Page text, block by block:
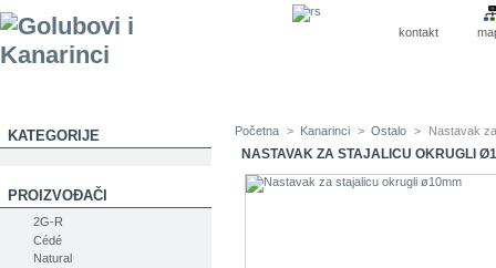
kontakt
KATEGORIJE
PROIZVOĐAČI
2G-R
Cédé
Natural
Početna > Kanarinci > Ostalo > Nastavak
NASTAVAK ZA STAJALICU OKRUGLI